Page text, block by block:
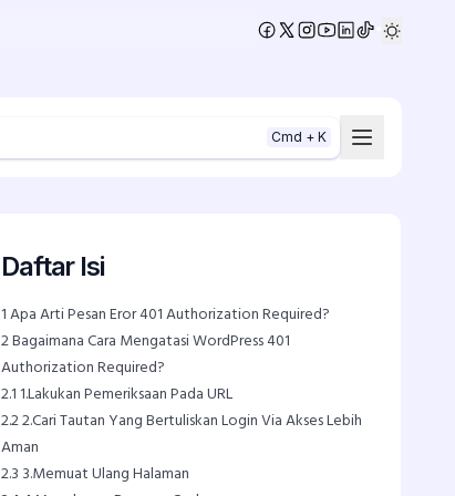
Cmd + K
Daftar Isi
1Apa Arti Pesan Eror 401 Authorization Required?
2Bagaimana Cara Mengatasi WordPress 401
Authorization Required?
2.11.Lakukan Pemeriksaan Pada URL
2.22.Cari Tautan Yang Bertuliskan Login Via Akses Lebih
Aman
2.3 3.Memuat Ulang Halaman